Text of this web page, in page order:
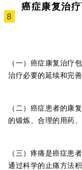
8
癌症康复治疗
（一）癌症康复治疗
治疗必要的延续和完善
（二）癌症患者的康
的锻炼、合理的用药
（三）疼痛是癌症患
通过科学的止痛方法